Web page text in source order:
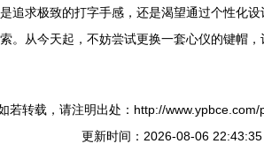
追求极致的打字手感，还是渴望通过个性化
从今天起，不妨尝试更换一套心仪的键帽，
若转载，请注明出处：http://
更新时间：2026-08-06 22:43:35